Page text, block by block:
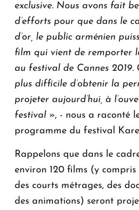
exclusive. Nous avons fait
d’efforts pour que dans le
d’or, le public arménien
film qui vient de remporter
au festival de Cannes 2019.
plus difficile d’obtenir la
projeter aujourd’hui, à
festival », - nous a raconté
programme du festival
Rappelons que dans le
environ 120 films (y compris
des courts métrages, des
des animations) seront